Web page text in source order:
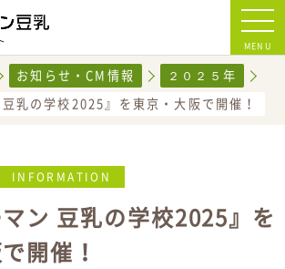
MENU
お知らせ・CM情報
２０２５年
豆乳の学校2025』を東京・大阪で開催！
INFORMATION
マン 豆乳の学校2025』を
開催！